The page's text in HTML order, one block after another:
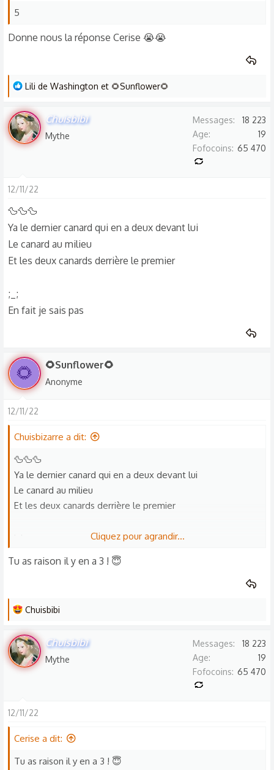
5
Donne nous la réponse Cerise 😭😭
L
s
r
é
t
o
n
s
Lili de Washington et 🌻Sunflower🌻
Chuisbibi
Mythe
Messages
18 223
Age
19
Fofocoins 65 470
12/11/22
🦆🦆🦆
Ya le dernier canard qui en a deux devant lui
Le canard au milieu
Et les deux canards derrière le premier
;_;
En fait je sais pas
🌻 🌻Sunflower🌻
Anonyme
12/11/22
Chuisbizarre a dit:
🦆🦆🦆
Ya le dernier canard qui en a deux devant lui
Le canard au milieu
Et les deux canards derrière le premier
Cliquez pour agrandir...
Tu as raison il y en a 3 ! 😇
L
s
r
é
t
o
s
Chuisbibi
Chuisbibi
Mythe
Messages
18 223
Age
19
Fofocoins 65 470
12/11/22
Cerise a dit:
Tu as raison il y en a 3 ! 😇